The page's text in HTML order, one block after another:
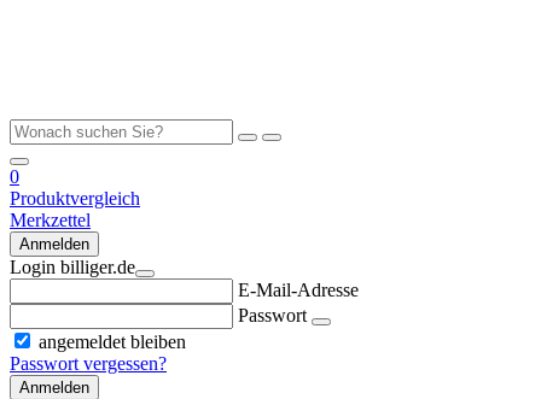
0
Produktvergleich
Merkzettel
Anmelden
Login billiger.de
E-Mail-Adresse
Passwort
angemeldet bleiben
Passwort vergessen?
Anmelden